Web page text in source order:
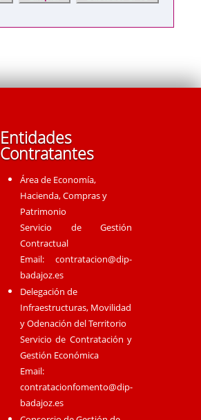
Entidades
Contratantes
Área de Economía,
Hacienda, Compras y
Patrimonio
Servicio de Gestión
Contractual
Email:contratacion@dip-
badajoz.es
Delegación de
Infraestructuras, Movilidad
y Odenación del Territorio
Servicio de Contratación y
Gestión Económica
Email:
contratacionfomento@dip-
badajoz.es